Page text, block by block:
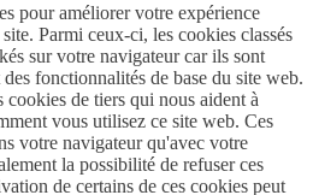
pour améliorer votre expérience
Parmi ceux-ci, les cookies classés
sur votre navigateur car ils sont
fonctionnalités de base du site web.
de tiers qui nous aident à
vous utilisez ce site web. Ces
votre navigateur qu'avec votre
la possibilité de refuser ces
de certains de ces cookies peut